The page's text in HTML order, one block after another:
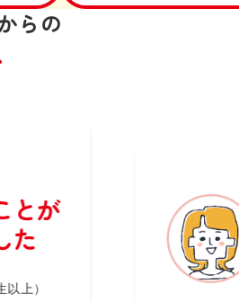
らの
とが
た
上）